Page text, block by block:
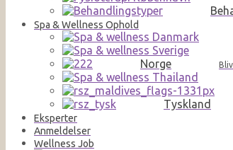
Spa & Wellness Ophold
Norge
Tyskland
Eksperter
Anmeldelser
Wellness Job